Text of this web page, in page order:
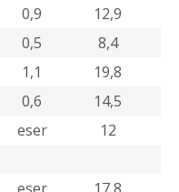
0,9
12,9
0,5
8,4
1,1
19,8
0,6
14,5
eser
12